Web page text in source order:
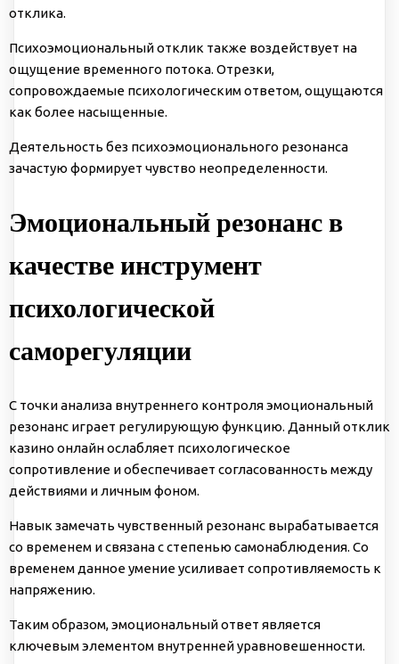
отклика.
Психоэмоциональный отклик также воздействует на
ощущение временного потока. Отрезки,
сопровождаемые психологическим ответом, ощущаются
как более насыщенные.
Деятельность без психоэмоционального резонанса
зачастую формирует чувство неопределенности.
Эмоциональный резонанс в
качестве инструмент
психологической
саморегуляции
С точки анализа внутреннего контроля эмоциональный
резонанс играет регулирующую функцию. Данный отклик
казино онлайн ослабляет психологическое
сопротивление и обеспечивает согласованность между
действиями и личным фоном.
Навык замечать чувственный резонанс вырабатывается
со временем и связана с степенью самонаблюдения. Со
временем данное умение усиливает сопротивляемость к
напряжению.
Таким образом, эмоциональный ответ является
ключевым элементом внутренней уравновешенности.